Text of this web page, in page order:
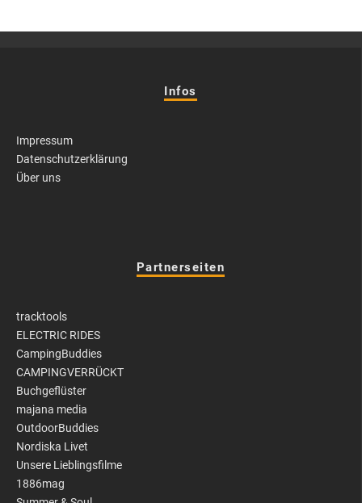
Infos
Impressum
Datenschutzerklärung
Über uns
Partnerseiten
tracktools
ELECTRIC RIDES
CampingBuddies
CAMPINGVERRÜCKT
Buchgeflüster
majana media
OutdoorBuddies
Nordiska Livet
Unsere Lieblingsfilme
1886mag